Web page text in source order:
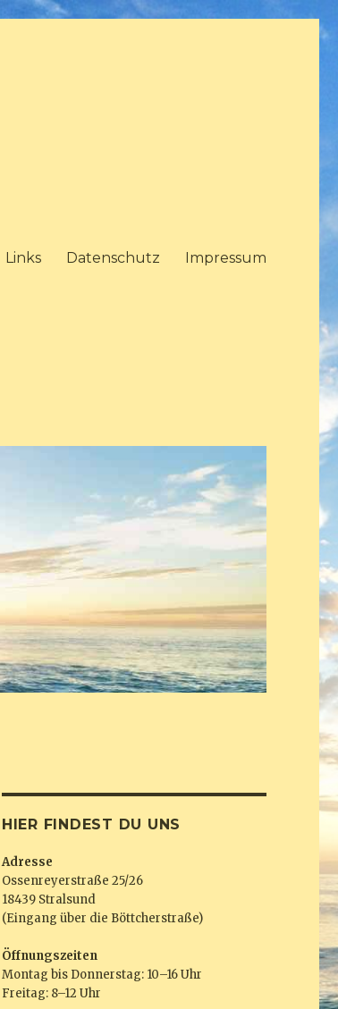
Links Datenschutz Impressum
HIER FINDEST DU UNS
Adresse
Ossenreyerstraße 25/26
18439 Stralsund
(Eingang über die Böttcherstraße)
Öffnungszeiten
Montag bis Donnerstag: 10–16 Uhr
Freitag: 8–12 Uhr